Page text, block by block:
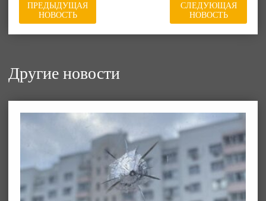
ПРЕДЫДУЩАЯ
НОВОСТЬ
СЛЕДУЮЩАЯ
НОВОСТЬ
Другие новости